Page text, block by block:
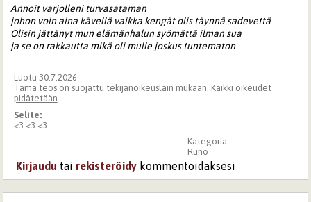
Annoit varjolleni turvasataman
johon voin aina kävellä vaikka kengät olis täynnä sadevettä
Olisin jättänyt mun elämänhalun syömättä ilman sua
ja se on rakkautta mikä oli mulle joskus tuntematon
Luotu 30.7.2026
Tämä teos on suojattu tekijänoikeuslain mukaan. Kaikki oikeudet
pidätetään.
Selite:
<3 <3 <3
Kategoria:
Runo
Kirjaudu tai rekisteröidy kommentoidaksesi